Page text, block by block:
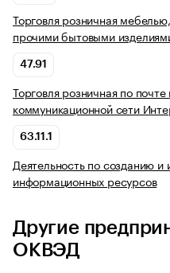
Торговля розничная
прочими бытовыми
47.91
Торговля розничная по
коммуникационной сети
63.11.1
Деятельность по созданию
информационных ресурсов
Другие
ОКВЭД